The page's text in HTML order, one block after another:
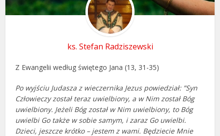
ks. Stefan Radziszewski
Z Ewangelii według świętego Jana (13, 31-35)
Po wyjściu Judasza z wieczernika Jezus powiedział: ”Syn
Człowieczy został teraz uwielbiony, a w Nim został Bóg
uwielbiony. Jeżeli Bóg został w Nim uwielbiony, to Bóg
uwielbi Go także w sobie samym, i zaraz Go uwielbi.
Dzieci, jeszcze krótko – jestem z wami. Będziecie Mnie